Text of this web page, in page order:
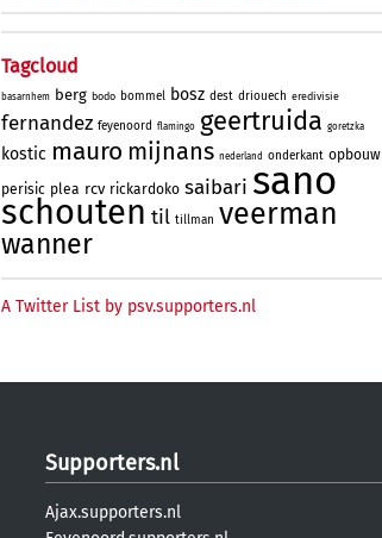
Tagcloud
basarnhem berg bodo bommel bosz dest driouech eredivisie
fernandez feyenoord flamingo geertruida goretzka
kostic mauro mijnans nederland onderkant opbouw
perisic plea rcv rickardoko saibari sano
schouten til tillman veerman
wanner
A Twitter List by psv.supporters.nl
Supporters.nl
Ajax.supporters.nl